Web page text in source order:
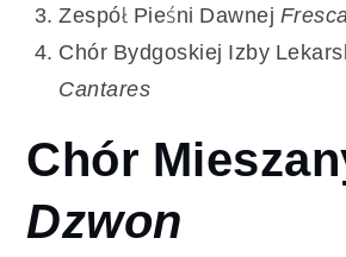
Zespół Pieśni Dawnej
Chór Bydgoskiej Izby
Cantares
Chór
Dzwon